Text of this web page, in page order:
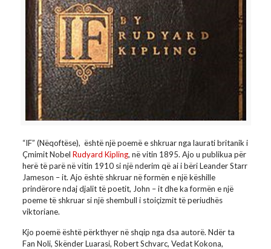
IF (Nëqoftëse) nga
RUDYARD KIPLING
PËRKTHYER NGA MAL
BERISHA PRISHTINË 2017
“IF” (Nëqoftëse), është një poemë e shkruar nga laurati britanik i
Çmimit NobelRudyard Kipling, në vitin 1895. Ajo u publikua për
herë të parë në vitin 1910 si një nderim që ai i bëri Leander Starr
Jameson – it. Ajo është shkruar në formën e një këshille
prindërore ndaj djalit të poetit, John – it dhe ka formën e një
poeme të shkruar si një shembull i stoiçizmit të periudhës
viktoriane.
Kjo poemë është përkthyer në shqip nga dsa autorë. Ndër ta
Fan Noli, Skënder Luarasi, Robert Schvarc, Vedat Kokona,